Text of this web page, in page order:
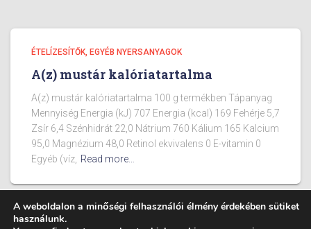
ÉTELÍZESÍTŐK, EGYÉB NYERSANYAGOK
A(z) mustár kalóriatartalma
A(z) mustár kalóriatartalma 100 g termékben Tápanyag
Mennyiség Energia (kJ) 707 Energia (kcal) 169 Fehérje 5,7
Zsír 6,4 Szénhidrát 22,0 Nátrium 760 Kálium 165 Kalcium
95,0 Magnézium 48,0 Retinol ekvivalens 0 E-vitamin 0
Egyéb (víz, Read more…
A weboldalon a minőségi felhasználói élmény érdekében sütiket
használunk.